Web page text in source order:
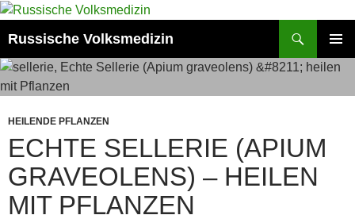
Zum
springen
Russische Volksmedizin
MENÜ
HEILENDE PFLANZEN
ECHTE SELLERIE (APIUM
GRAVEOLENS) – HEILEN
MIT PFLANZEN